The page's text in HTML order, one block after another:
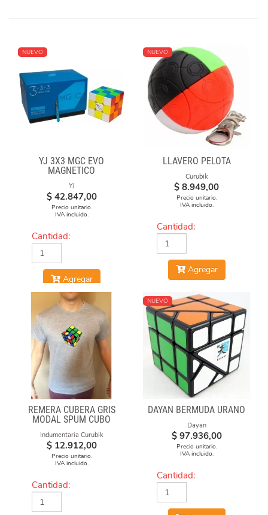
NUEVO
YJ 3X3 MGC EVO
MAGNETICO
YJ
$ 42.847,00
Precio unitario.
IVA incluido.
Cantidad:
Agregar
NUEVO
LLAVERO PELOTA
Curubik
$ 8.949,00
Precio unitario.
IVA incluido.
Cantidad:
Agregar
REMERA CUBERA GRIS
MODAL SPUM CUBO
Indumentaria Curubik
$ 12.912,00
Precio unitario.
IVA incluido.
Cantidad:
NUEVO
DAYAN BERMUDA URANO
Dayan
$ 97.936,00
Precio unitario.
IVA incluido.
Cantidad: